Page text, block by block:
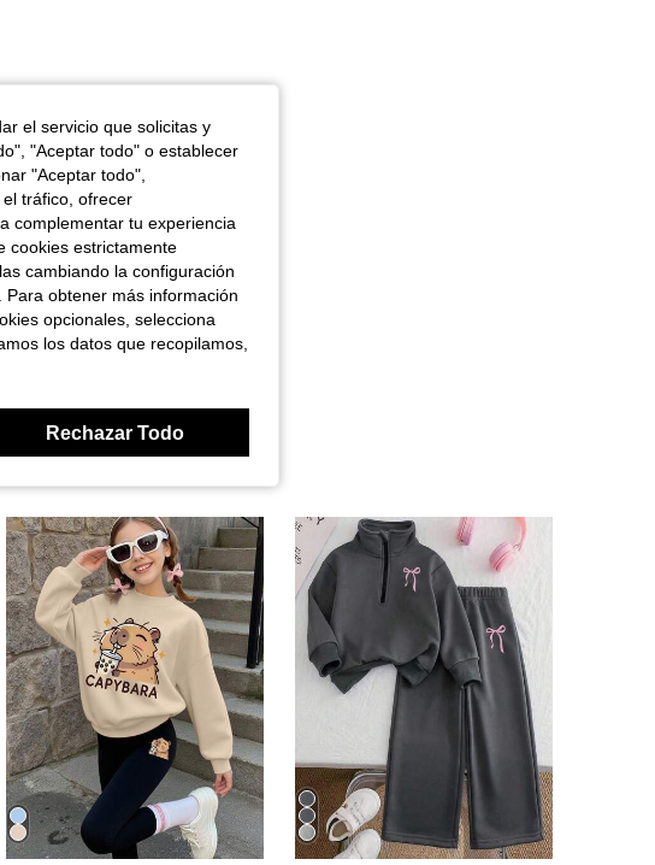
el servicio que solicitas y
"Aceptar todo" o establecer
"Aceptar todo",
tráfico, ofrecer
complementar tu experiencia
cookies estrictamente
cambiando la configuración
obtener más información
opcionales, selecciona
los datos que recopilamos,
Rechazar Todo